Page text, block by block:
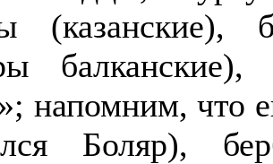
(казанские),
напомним, что
Боляр),